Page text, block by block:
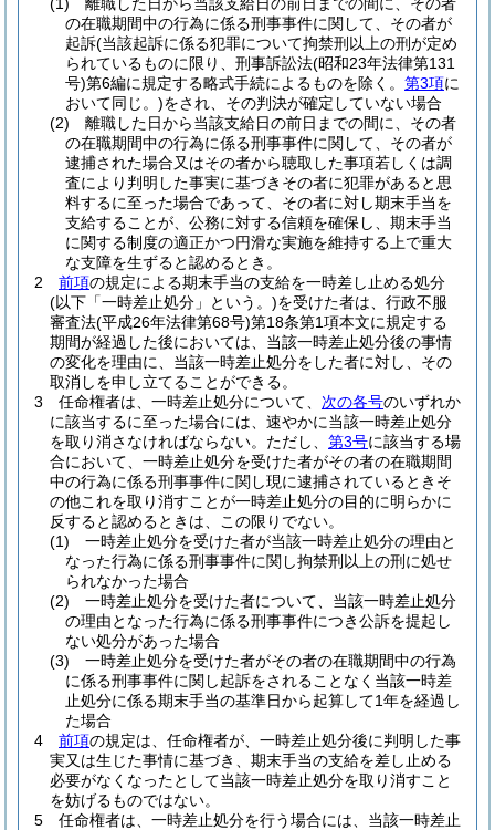
の在職期間中の行為に係る刑事事件に関して、その者が
起訴(当該起訴に係る犯罪について拘禁刑以上の刑が定め
られているものに限り、刑事訴訟法(昭和23年法律第131
号)第6編に規定する略式手続によるものを除く。 第3項に
おいて同じ。)をされ、その判決が確定していない場合
(2)
離職した日から当該支給日の前日までの間に、その者
の在職期間中の行為に係る刑事事件に関して、その者が
逮捕された場合又はその者から聴取した事項若しくは調
査により判明した事実に基づきその者に犯罪があると思
料するに至った場合であって、その者に対し期末手当を
支給することが、公務に対する信頼を確保し、期末手当
に関する制度の適正かつ円滑な実施を維持する上で重大
な支障を生ずると認めるとき。
2
前項の規定による期末手当の支給を一時差し止める処分
(以下「一時差止処分」という。)を受けた者は、行政不服
審査法(平成26年法律第68号)第18条第1項本文に規定する
期間が経過した後においては、当該一時差止処分後の事情
の変化を理由に、当該一時差止処分をした者に対し、その
取消しを申し立てることができる。
3
任命権者は、一時差止処分について、 次の各号のいずれか
に該当するに至った場合には、速やかに当該一時差止処分
を取り消さなければならない。 ただし、 第3号に該当する場
合において、一時差止処分を受けた者がその者の在職期間
中の行為に係る刑事事件に関し現に逮捕されているときそ
の他これを取り消すことが一時差止処分の目的に明らかに
反すると認めるときは、この限りでない。
(1)
一時差止処分を受けた者が当該一時差止処分の理由と
なった行為に係る刑事事件に関し拘禁刑以上の刑に処せ
られなかった場合
(2)
一時差止処分を受けた者について、当該一時差止処分
の理由となった行為に係る刑事事件につき公訴を提起し
ない処分があった場合
(3)
一時差止処分を受けた者がその者の在職期間中の行為
に係る刑事事件に関し起訴をされることなく当該一時差
止処分に係る期末手当の基準日から起算して1年を経過し
た場合
4
前項の規定は、任命権者が、一時差止処分後に判明した事
実又は生じた事情に基づき、期末手当の支給を差し止める
必要がなくなったとして当該一時差止処分を取り消すこと
を妨げるものではない。
5
任命権者は、一時差止処分を行う場合には、当該一時差止